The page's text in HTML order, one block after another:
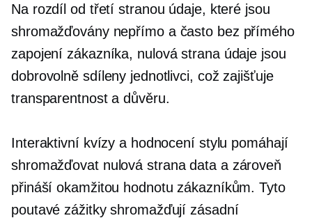
Na rozdíl od třetí stranou údaje, které jsou
shromažďovány nepřímo a často bez přímého
zapojení zákazníka, nulová stranaúdaje jsou
dobrovolně sdíleny jednotlivci, což zajišťuje
transparentnost a důvěru.
Interaktivní kvízy a hodnocení stylu pomáhají
shromažďovat nulová stranadata a zároveň
přináší okamžitou hodnotu zákazníkům. Tyto
poutavé zážitky shromažďují zásadní